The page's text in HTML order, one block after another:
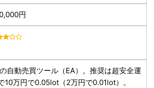
円
自動売買ツール（EA）。推奨は超安全運
10万円で0.05lot（2万円で0.01lot）。